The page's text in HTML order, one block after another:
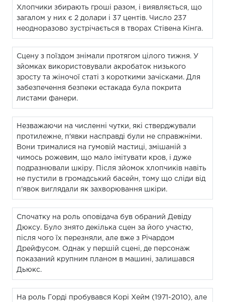
Хлопчики збирають гроші разом, і виявляється, що
загалом у них є 2 долари і 37 центів. Число 237
неодноразово зустрічається в творах Стівена Кінга.
Сцену з поїздом знімали протягом цілого тижня. У
зйомках використовували акробаток низького
зросту та жіночої статі з короткими зачісками. Для
забезпечення безпеки естакада була покрита
листами фанери.
Незважаючи на численні чутки, які стверджували
протилежне, п'явки насправді були не справжніми.
Вони трималися на гумовій мастиці, змішаній з
чимось рожевим, що мало імітувати кров, і дуже
подразнювали шкіру. Після зйомок хлопчиків навіть
не пустили в громадський басейн, тому що сліди від
п'явок виглядали як захворювання шкіри.
Спочатку на роль оповідача був обраний Девіду
Дюксу. Було знято декілька сцен за його участю,
після чого їх перезняли, але вже з Річардом
Дрейфусом. Однак у першій сцені, де персонаж
показаний крупним планом в машині, залишався
Дьюкс.
На роль Горді пробувався Корі Хейм (1971-2010), але